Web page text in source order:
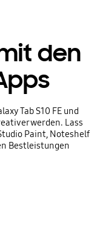
den
Tab S10 FE und
werden. Lass
Paint, Noteshelf
Bestleistungen